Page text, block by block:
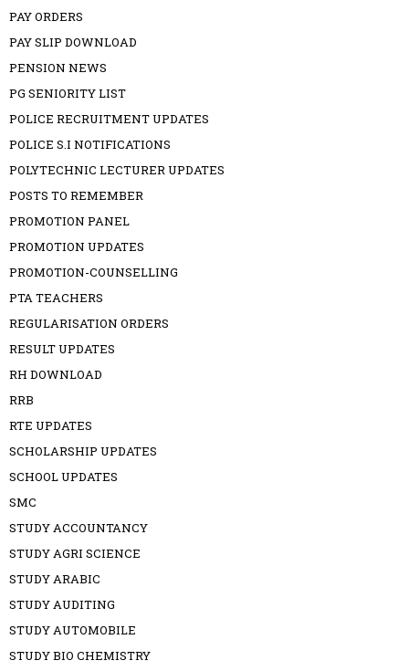
PAY ORDERS
PAY SLIP DOWNLOAD
PENSION NEWS
PG SENIORITY LIST
POLICE RECRUITMENT UPDATES
POLICE S.I NOTIFICATIONS
POLYTECHNIC LECTURER UPDATES
POSTS TO REMEMBER
PROMOTION PANEL
PROMOTION UPDATES
PROMOTION-COUNSELLING
PTA TEACHERS
REGULARISATION ORDERS
RESULT UPDATES
RH DOWNLOAD
RRB
RTE UPDATES
SCHOLARSHIP UPDATES
SCHOOL UPDATES
SMC
STUDY ACCOUNTANCY
STUDY AGRI SCIENCE
STUDY ARABIC
STUDY AUDITING
STUDY AUTOMOBILE
STUDY BIO CHEMISTRY